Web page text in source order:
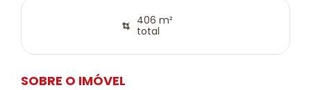
406 m²
total
SOBRE O IMÓVEL